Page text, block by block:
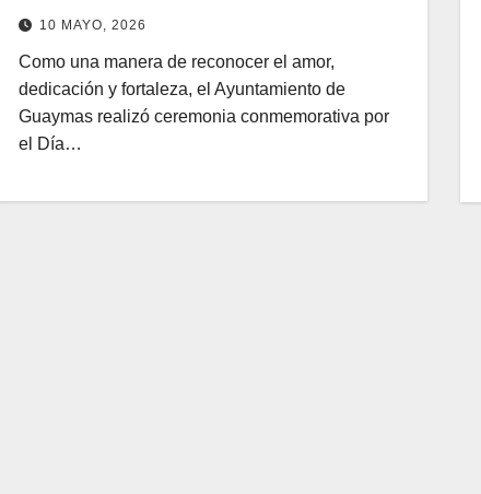
10 MAYO, 2026
Como una manera de reconocer el amor,
dedicación y fortaleza, el Ayuntamiento de
Guaymas realizó ceremonia conmemorativa por
el Día…